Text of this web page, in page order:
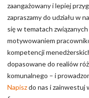
zaangażowany i lepiej
zapraszamy do udziału w
się w tematach związanych
motywowaniem
kompetencji
dopasowane do realiów
komunalnego – i
Napiszdo nas i zainwestuj